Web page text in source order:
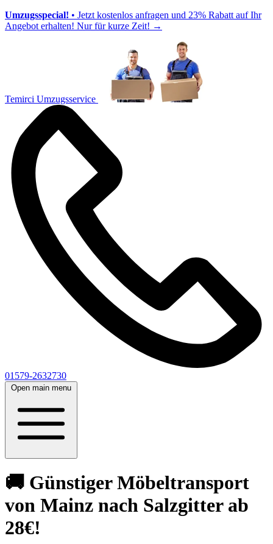
Umzugsspecial! • Jetzt kostenlos anfragen und 23% Rabatt auf Ihr
Angebot erhalten! Nur für kurze Zeit! →
Temirci Umzugsservice
01579-2632730
Open main menu
🚚 Günstiger Möbeltransport
von Mainz nach Salzgitter ab
28€!